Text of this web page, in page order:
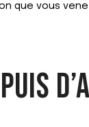
que vous